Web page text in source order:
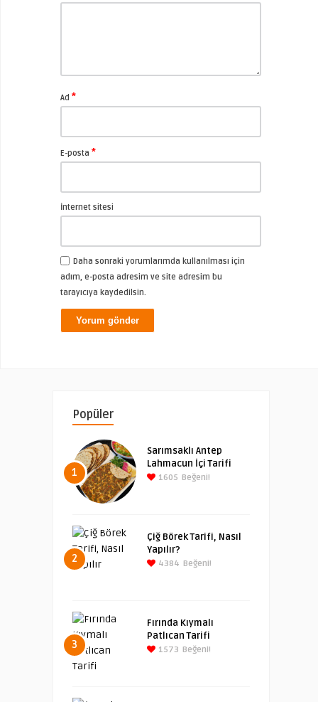
Ad *
E-posta *
İnternet sitesi
Daha sonraki yorumlarımda kullanılması için
adım, e-posta adresim ve site adresim bu
tarayıcıya kaydedilsin.
Popüler
1
Sarımsaklı Antep
Lahmacun İçi Tarifi
1605 Beğeni!
2
Çiğ Börek Tarifi, Nasıl
Yapılır?
4384 Beğeni!
3
Fırında Kıymalı
Patlıcan Tarifi
1573 Beğeni!